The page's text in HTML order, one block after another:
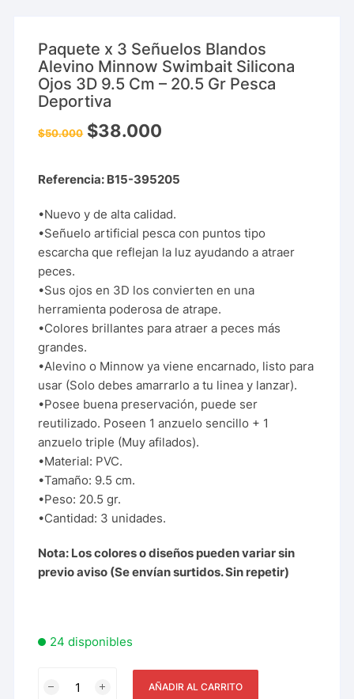
Paquete x 3 Señuelos Blandos
Alevino Minnow Swimbait Silicona
Ojos 3D 9.5 Cm – 20.5 Gr Pesca
Deportiva
$50.000 $38.000
Referencia: B15-395205
•Nuevo y de alta calidad.
•Señuelo artificial pesca con puntos tipo
escarcha que reflejan la luz ayudando a atraer
peces.
•Sus ojos en 3D los convierten en una
herramienta poderosa de atrape.
•Colores brillantes para atraer a peces más
grandes.
•Alevino o Minnow ya viene encarnado, listo para
usar (Solo debes amarrarlo a tu linea y lanzar).
•Posee buena preservación, puede ser
reutilizado. Poseen 1 anzuelo sencillo + 1
anzuelo triple (Muy afilados).
•Material: PVC.
•Tamaño: 9.5 cm.
•Peso: 20.5 gr.
•Cantidad: 3 unidades.
Nota: Los colores o diseños pueden variar sin
previo aviso (Se envían surtidos. Sin repetir)
24 disponibles
AÑADIR AL CARRITO